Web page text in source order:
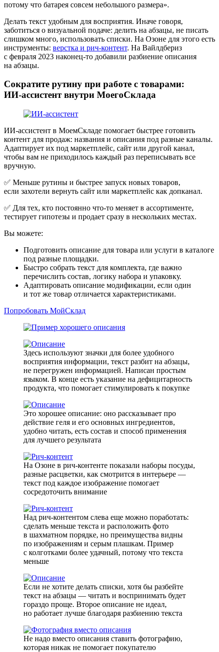
потому что батарея совсем небольшого размера».
Делать текст удобным для восприятия. Иначе говоря,
заботиться о визуальной подаче: делить на абзацы, не писать
слишком много, использовать списки. На Озоне для этого есть
инструменты: верстка и рич-контент. На Вайлдбериз
с февраля 2023 наконец‑то добавили разбиение описания
на абзацы.
Сократите рутину при работе с товарами:
ИИ‑ассистент внутри МоегоСклада
ИИ‑ассистент в МоемСкладе помогает быстрее готовить
контент для продаж: названия и описания под разные каналы.
Адаптирует их под маркетплейс, сайт или другой канал,
чтобы вам не приходилось каждый раз переписывать все
вручную.
✅ Меньше рутины и быстрее запуск новых товаров,
если захотели вернуть сайт или маркетплейс как допканал.
✅ Для тех, кто постоянно что-то меняет в ассортименте,
тестирует гипотезы и продает сразу в нескольких местах.
Вы можете:
Подготовить описание для товара или услуги в каталоге
под разные площадки.
Быстро собрать текст для комплекта, где важно
перечислить состав, логику набора и упаковку.
Адаптировать описание модификации, если один
и тот же товар отличается характеристиками.
Попробовать МойСклад
Здесь используют значки для более удобного
восприятия информации, текст разбит на абзацы,
не перегружен информацией. Написан простым
языком. В конце есть указание на дефицитарность
продукта, что помогает стимулировать к покупке
Это хорошее описание: оно рассказывает про
действие геля и его основных ингредиентов,
удобно читать, есть состав и способ применения
для лучшего результата
На Озоне в рич‑контенте показали наборы посуды,
разные расцветки, как смотрится в интерьере —
текст под каждое изображение помогает
сосредоточить внимание
Над рич‑контентом слева еще можно поработать:
сделать меньше текста и расположить фото
в шахматном порядке, но преимущества видны
по изображениям и серым плашкам. Пример
с колготками более удачный, потому что текста
меньше
Если не хотите делать списки, хотя бы разбейте
текст на абзацы — читать и воспринимать будет
гораздо проще. Второе описание не идеал,
но работает лучше благодаря разбиению текста
Не надо вместо описания ставить фотографию,
которая никак не помогает покупателю